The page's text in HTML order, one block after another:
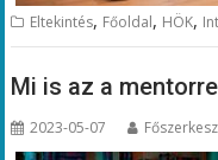
Eltekintés, Főoldal, HÖK,
Mi is az a
2023-05-07